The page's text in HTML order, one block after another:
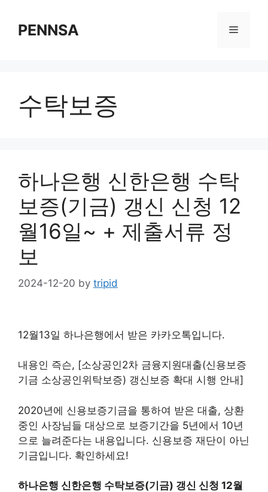
contentPENNSA Menu
수탁보증
하나은행 신한은행 수탁
보증(기금) 갱신 신청 12
월16일~ + 제출서류 정
보
2024-12-20 by tripid
12월13일 하나은행에서 받은 카카오톡입니다.
내용인 즉슨, [소상공인2차 금융지원대출(신용보증
기금 소상공인위탁보증) 갱신보증 확대 시행 안내]
2020년에 신용보증기금을 통하여 받은 대출, 상환
중인 사장님들 대상으로 보증기간을 5년에서 10년
으로 늘려준다는 내용입니다. 신용보증 재단이 아닌
기금입니다. 확인하세요!
하나은행 신한은행 수탁보증(기금) 갱신 신청 12월